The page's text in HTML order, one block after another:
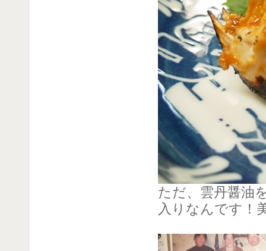
ただ、雲丹醤油
入りなんです！